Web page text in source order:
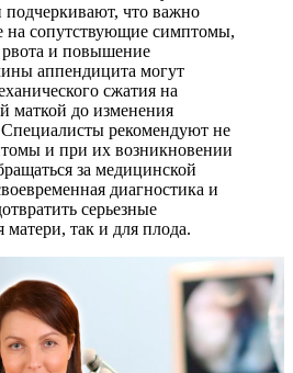
что важно
на сопутствующие симптомы,
рвота и повышение
аппендицита могут
сжатия на
маткой до изменения
рекомендуют не
и при их возникновении
за медицинской
диагностика и
серьезные
матери, так и для плода.